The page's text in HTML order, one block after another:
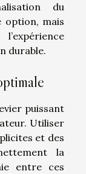
du
option, mais
durable.
puissant
Utiliser
et des
la
entre ces